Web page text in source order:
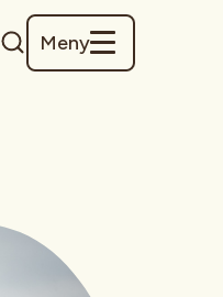
Meny